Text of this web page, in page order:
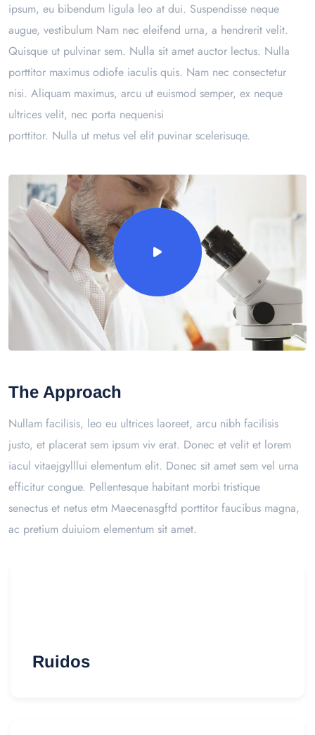
ipsum, eu bibendum ligula leo at dui. Suspendisse neque
augue, vestibulum Nam nec eleifend urna, a hendrerit velit.
Quisque ut pulvinar sem. Nulla sit amet auctor lectus. Nulla
porttitor maximus odiofe iaculis quis. Nam nec consectetur
nisi. Aliquam maximus, arcu ut euismod semper, ex neque
ultrices velit, nec porta nequenisi
porttitor. Nulla ut metus vel elit puvinar scelerisuqe.
The Approach
Nullam facilisis, leo eu ultrices laoreet, arcu nibh facilisis
justo, et placerat sem ipsum viv erat. Donec et velit et lorem
iacul vitaejgylllui elementum elit. Donec sit amet sem vel urna
efficitur congue. Pellentesque habitant morbi tristique
senectus et netus etm Maecenasgftd porttitor faucibus magna,
ac pretium duiuiom elementum sit amet.
Ruidos